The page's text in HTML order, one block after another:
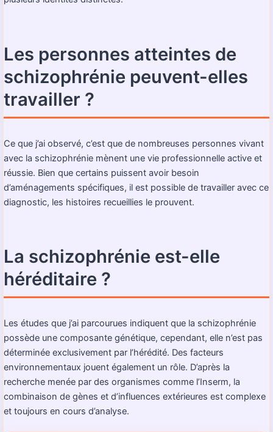
Les personnes atteintes de
schizophrénie peuvent-elles
travailler ?
Ce que j’ai observé, c’est que de nombreuses personnes vivant
avec la schizophrénie mènent une vie professionnelle active et
réussie. Bien que certains puissent avoir besoin
d’aménagements spécifiques, il est possible de travailler avec ce
diagnostic, les histoires recueillies le prouvent.
La schizophrénie est-elle
héréditaire ?
Les études que j’ai parcourues indiquent que la schizophrénie
possède une composante génétique, cependant, elle n’est pas
déterminée exclusivement par l’hérédité. Des facteurs
environnementaux jouent également un rôle. D’après la
recherche menée par des organismes comme l’Inserm, la
combinaison de gènes et d’influences extérieures est complexe
et toujours en cours d’analyse.